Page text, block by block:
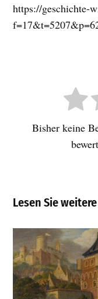
https://geschichte-
Bisher keine
Lesen Sie